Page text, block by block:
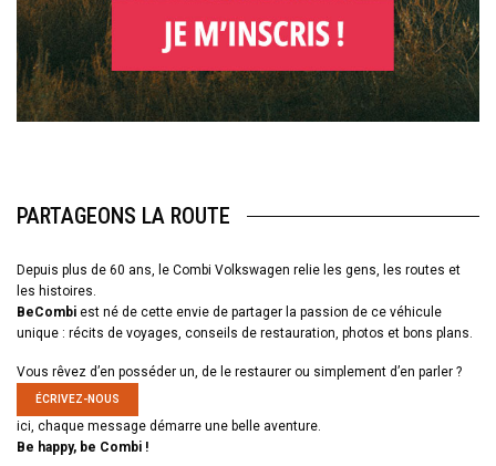
PARTAGEONS LA ROUTE
Depuis plus de 60 ans, le Combi Volkswagen relie les gens, les routes et
les histoires.
BeCombi est né de cette envie de partager la passion de ce véhicule
unique : récits de voyages, conseils de restauration, photos et bons plans.
Vous rêvez d’en posséder un, de le restaurer ou simplement d’en parler ?
ÉCRIVEZ-NOUS
ici, chaque message démarre une belle aventure.
Be happy, be Combi !